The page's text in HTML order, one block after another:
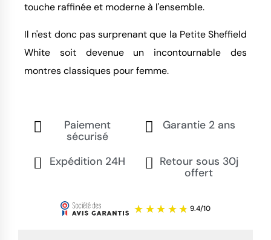
touche raffinée et moderne à l'ensemble.
Il n'est donc pas surprenant que la Petite Sheffield
White soit devenue un incontournable des
montres classiques pour femme.
Paiement
sécurisé
Garantie 2 ans
Expédition 24H
Retour sous 30j
offert